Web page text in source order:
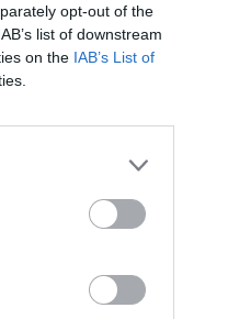
opt-out of the
list of downstream
on the IAB’s List of